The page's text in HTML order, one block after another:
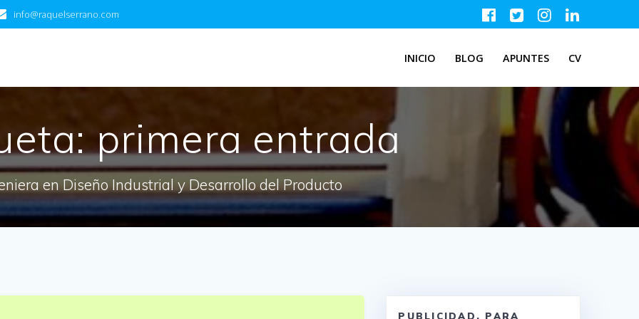
info@raquelserrano.com
INICIO BLOG APUNTES CV
primera entrada
en Diseño Industrial y Desarrollo del Producto
PUBLICIDAD, PARA